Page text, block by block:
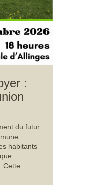
:
du futur
habitants
Cette